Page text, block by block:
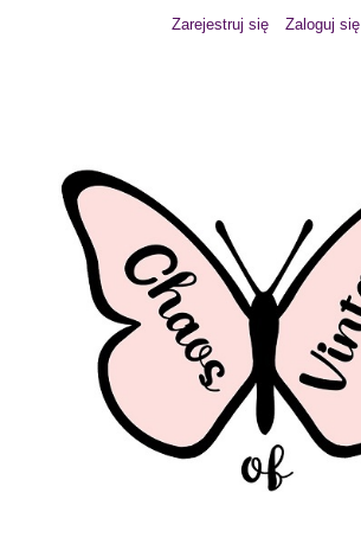
Zarejestruj się Zaloguj się